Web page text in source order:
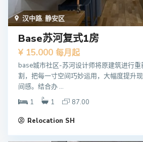
汉中路, 静安区
Base苏河复式1房
¥ 15.000 每月起
base城市社区-苏河设计师将原建筑进行
割，把每一寸空间巧妙运用，大幅度提升
间感。结合办 ...
1
1 87.00
Relocation SH